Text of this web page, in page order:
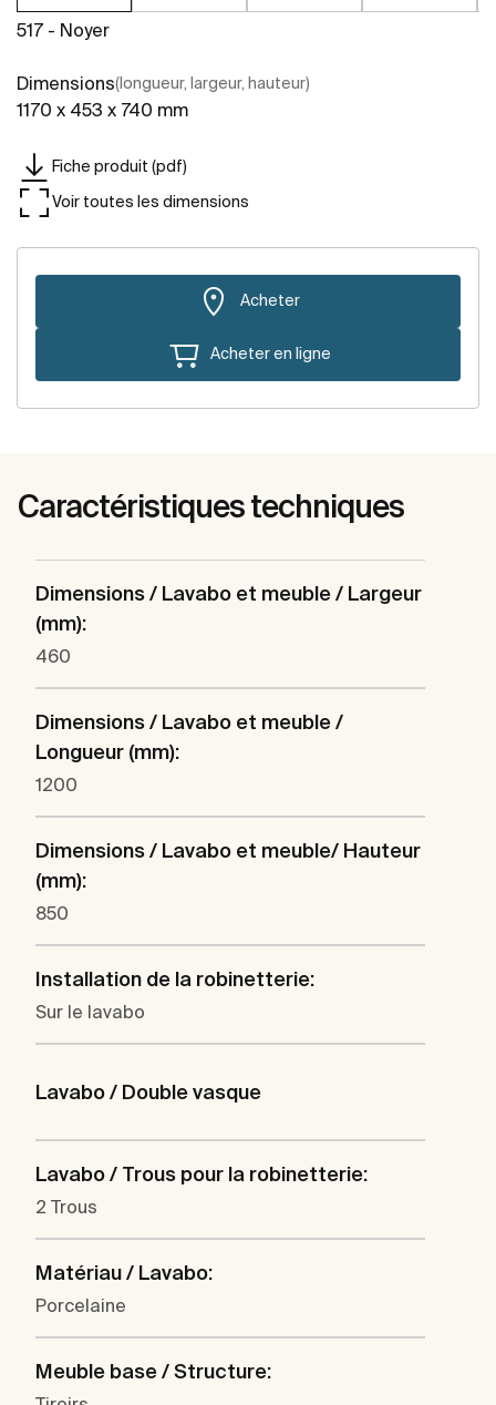
517 - Noyer
Dimensions(longueur, largeur, hauteur)
1170 x 453 x 740 mm
Fiche produit (pdf)
Voir toutes les dimensions
Acheter
Acheter en ligne
Caractéristiques techniques
Dimensions / Lavabo et meuble / Largeur
(mm):
460
Dimensions / Lavabo et meuble /
Longueur (mm):
1200
Dimensions / Lavabo et meuble/ Hauteur
(mm):
850
Installation de la robinetterie:
Sur le lavabo
Lavabo / Double vasque
Lavabo / Trous pour la robinetterie:
2 Trous
Matériau / Lavabo:
Porcelaine
Meuble base / Structure: